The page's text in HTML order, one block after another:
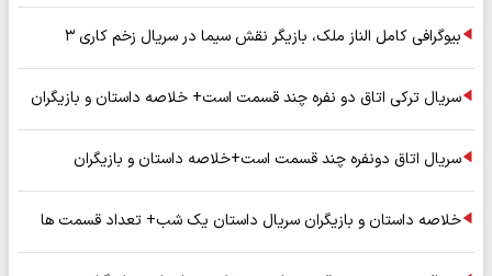
بیوگرافی کامل الناز ملک، بازیگر نقش سیما در سریال زخم کاری ۳
سریال ترکی اتاق دو نفره چند قسمت است+ خلاصه داستان و بازیگران
سریال اتاق دونفره چند قسمت است+خلاصه داستان و بازیگران
خلاصه داستان و بازیگران سریال داستان یک شب+ تعداد قسمت ها